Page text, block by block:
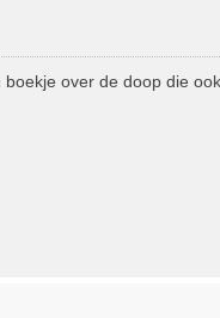
over de doop die